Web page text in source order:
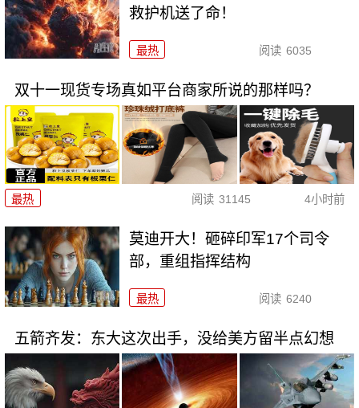
救护机送了命！
最热 阅读 6035
双十一现货专场真如平台商家所说的那样吗？
最热 阅读 31145 4小时前
莫迪开大！砸碎印军17个司令
部，重组指挥结构
最热 阅读 6240
五箭齐发：东大这次出手，没给美方留半点幻想